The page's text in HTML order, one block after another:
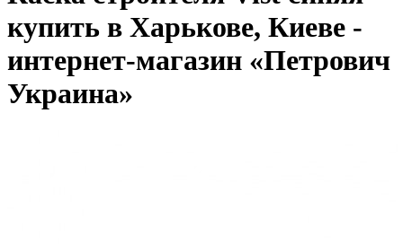
купить в Харькове, Киеве -
интернет-магазин «Петрович
Украина»